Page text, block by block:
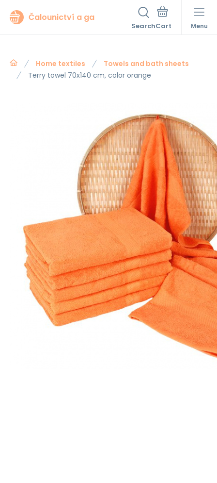
Čalounictví a ga
Search Menu
Home textiles
Towels and bath sheets
Terry towel 70x140 cm, color orange